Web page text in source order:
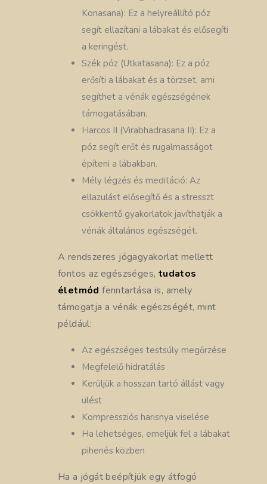
Konasana): Ez a helyreállító póz
segít ellazítani a lábakat és elősegíti
a keringést.
Szék póz (Utkatasana): Ez a póz
erősíti a lábakat és a törzset, ami
segíthet a vénák egészségének
támogatásában.
Harcos II (Virabhadrasana II): Ez a
póz segít erőt és rugalmasságot
építeni a lábakban.
Mély légzés és meditáció: Az
ellazulást elősegítő és a stresszt
csökkentő gyakorlatok javíthatják a
vénák általános egészségét.
A rendszeres jógagyakorlat mellett
fontos az egészséges, tudatos
életmód fenntartása is, amely
támogatja a vénák egészségét, mint
például:
Az egészséges testsúly megőrzése
Megfelelő hidratálás
Kerüljük a hosszan tartó állást vagy
ülést
Kompressziós harisnya viselése
Ha lehetséges, emeljük fel a lábakat
pihenés közben
Ha a jógát beépítjük egy átfogó